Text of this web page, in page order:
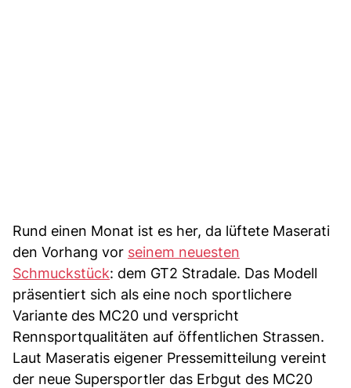
Rund einen Monat ist es her, da lüftete Maserati
den Vorhang vor seinem neuesten
Schmuckstück: dem GT2 Stradale. Das Modell
präsentiert sich als eine noch sportlichere
Variante des MC20 und verspricht
Rennsportqualitäten auf öffentlichen Strassen.
Laut Maseratis eigener Pressemitteilung vereint
der neue Supersportler das Erbgut des MC20